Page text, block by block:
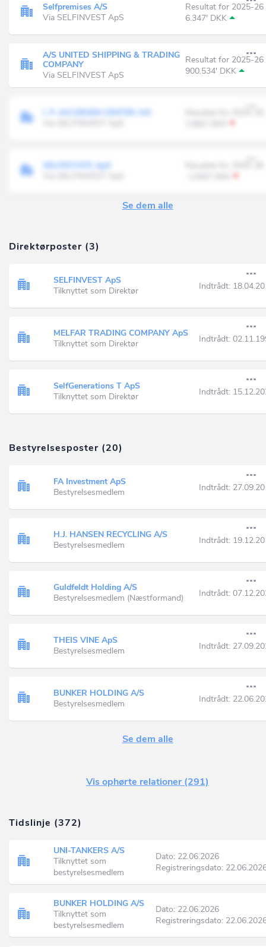
Selfpremises A/S
Via SELFINVEST ApS
Resultat for 2025-26
6.347' DKK
A/S UNITED SHIPPING & TRADING
COMPANY
Via SELFINVEST ApS
Resultat for 2025-26
900.534' DKK
I. P. JACOBSEN CENTER A/S
SELFESTATE ApS
Se dem alle
Direktørposter (3)
SELFINVEST ApS
Tilknyttet som Direktør
Indtrådt:
MELFAR TRADING COMPANY ApS
Tilknyttet som Direktør
Indtrådt:
SelfGenerations T ApS
Tilknyttet som Direktør
Indtrådt:
Bestyrelsesposter (20)
FA Investment ApS
Bestyrelsesmedlem
Indtrådt:
H.J. HANSEN RECYCLING A/S
Bestyrelsesmedlem
Indtrådt:
Guldfeldt Holding A/S
Bestyrelsesmedlem (Næstformand)
Indtrådt:
THEIS VINE ApS
Bestyrelsesmedlem
Indtrådt:
BUNKER HOLDING A/S
Bestyrelsesmedlem
Indtrådt:
Se dem alle
Vis ophørte relationer (291)
Tidslinje (372)
UNI-TANKERS A/S
Tilknyttet som
bestyrelsesmedlem
Dato: 22.06.2026
Registreringsdato:
BUNKER HOLDING A/S
Tilknyttet som
bestyrelsesmedlem
Dato: 22.06.2026
Registreringsdato: